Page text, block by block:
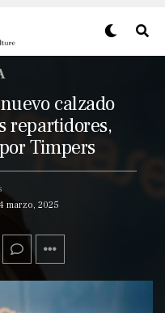
calzado
repartidores,
Timpers
marzo, 2025